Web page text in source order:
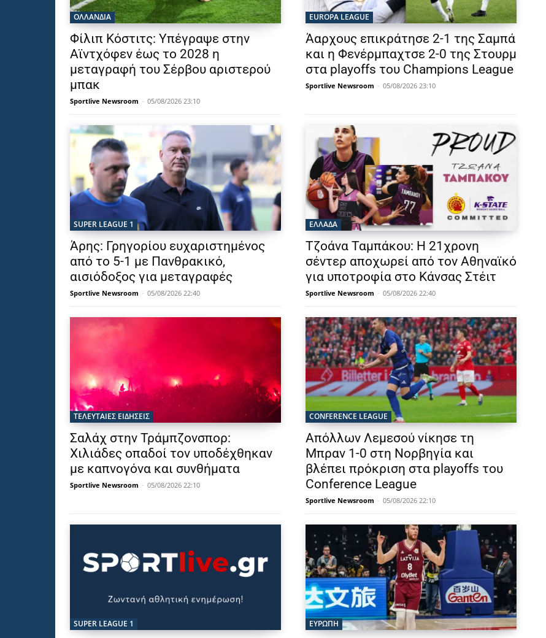
OΛΛΑΝΔΊΑ
Φίλιπ Κόστιτς: Υπέγραψε στην
Αϊντχόφεν έως το 2028 η
μεταγραφή του Σέρβου αριστερού
μπακ
Sportlive Newsroom - 05/08/2026 23:10
EUROPA LEAGUE
Άαρχους επικράτησε 2-1 της Σαμπά
και η Φενέρμπαχτσε 2-0 της Στουρμ
στα playoffs του Champions League
Sportlive Newsroom - 05/08/2026 23:10
SUPER LEAGUE 1
Άρης: Γρηγορίου ευχαριστημένος
από το 5-1 με Πανθρακικό,
αισιόδοξος για μεταγραφές
Sportlive Newsroom - 05/08/2026 22:40
ΕΛΛΑΔΑ
Τζοάνα Ταμπάκου: Η 21χρονη
σέντερ αποχωρεί από τον Αθηναϊκό
για υποτροφία στο Κάνσας Στέιτ
Sportlive Newsroom - 05/08/2026 22:40
ΤΕΛΕΥΤΑΙΕΣ ΕΙΔΗΣΕΙΣ
Σαλάχ στην Τράμπζονσπορ:
Χιλιάδες οπαδοί τον υποδέχθηκαν
με καπνογόνα και συνθήματα
Sportlive Newsroom - 05/08/2026 22:10
CONFERENCE LEAGUE
Απόλλων Λεμεσού νίκησε τη
Μπραν 1-0 στη Νορβηγία και
βλέπει πρόκριση στα playoffs του
Conference League
Sportlive Newsroom - 05/08/2026 22:10
SUPER LEAGUE 1 ΕΥΡΩΠΗ